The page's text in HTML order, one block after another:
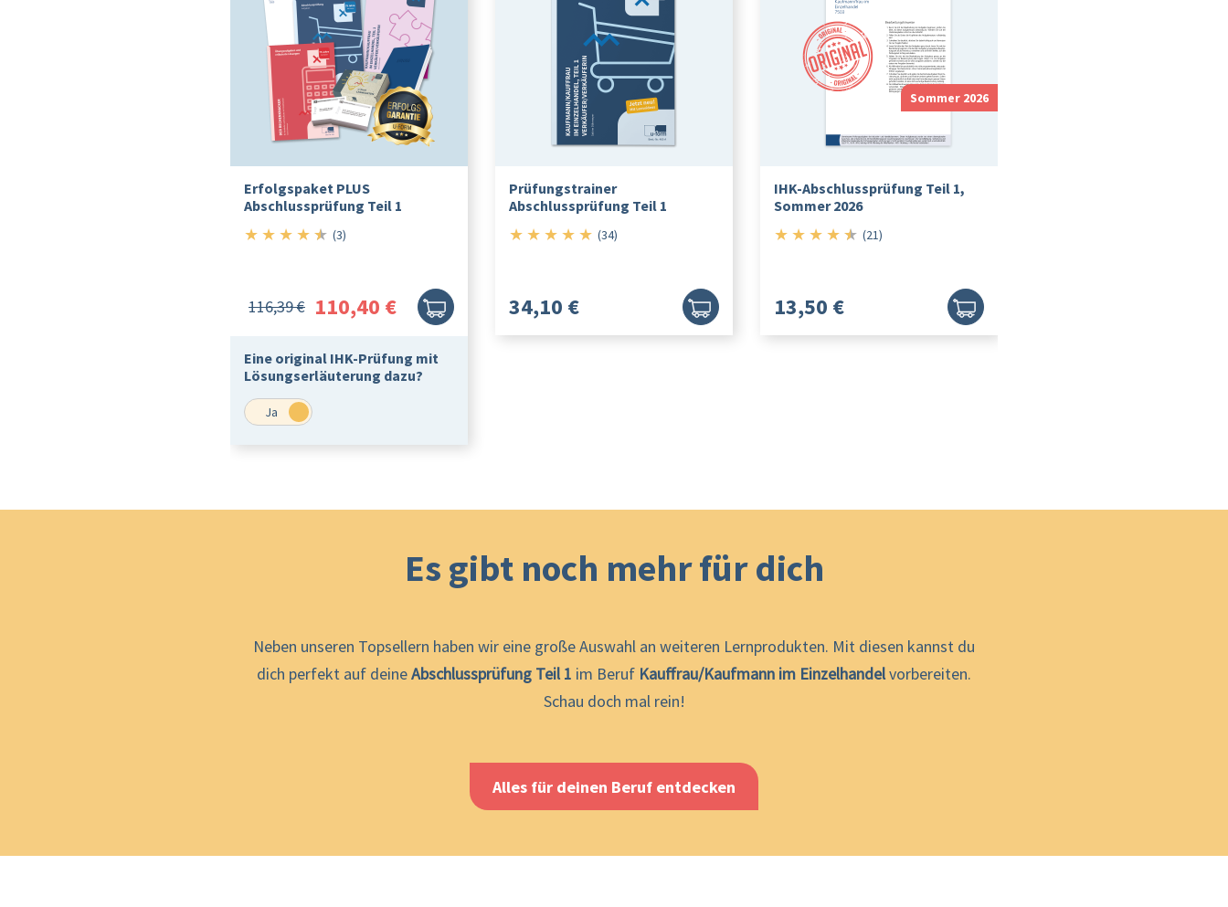
Erfolgspaket PLUS
Abschlussprüfung Teil 1
★ ★ ★ ★ ★ 4.5/5
(3)
110,40 €
116,39 €
Eine original IHK-Prüfung mit
Lösungserläuterung dazu?
Prüfungstrainer
Abschlussprüfung Teil 1
★ ★ ★ ★ ★ 5/5
(34)
34,10 €
Sommer 2026
IHK-Abschlussprüfung Teil 1,
Sommer 2026
★ ★ ★ ★ ★ 4.5/5
(21)
13,50 €
Es gibt noch mehr für dich
Neben unseren Topsellern haben wir eine große Auswahl an weiteren Lernprodukten. Mit diesen kannst du
dich perfekt auf deineAbschlussprüfung Teil 1 im Beruf Kauffrau/Kaufmann im Einzelhandelvorbereiten.
Schau doch mal rein!
Alles für deinen Beruf entdecken